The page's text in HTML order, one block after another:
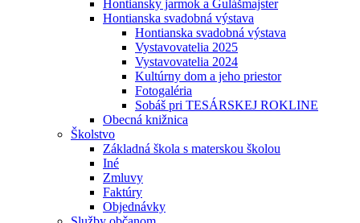
Hontiansky jarmok a Gulášmajster
Hontianska svadobná výstava
Hontianska svadobná výstava
Vystavovatelia 2025
Vystavovatelia 2024
Kultúrny dom a jeho priestor
Fotogaléria
Sobáš pri TESÁRSKEJ ROKLINE
Obecná knižnica
Školstvo
Základná škola s materskou školou
Iné
Zmluvy
Faktúry
Objednávky